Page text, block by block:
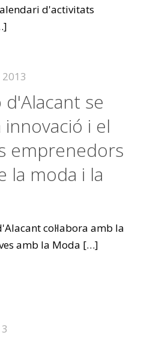
d'activitats
d'Alacant se
innovació i el
emprenedors
la moda i la
col·labora amb la
amb la Moda […]